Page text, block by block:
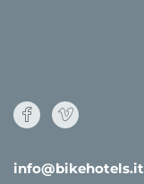
info@bikehotels.it